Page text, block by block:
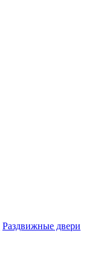
Раздвижные двери